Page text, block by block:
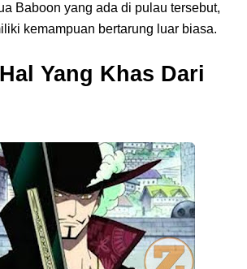
Baboon yang ada di pulau tersebut,
kemampuan bertarung luar biasa.
Yang Khas Dari